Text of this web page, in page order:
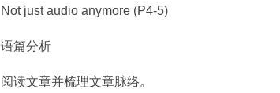
Not just audio anymore (P4-5)
语篇分析
阅读文章并梳理文章脉络。